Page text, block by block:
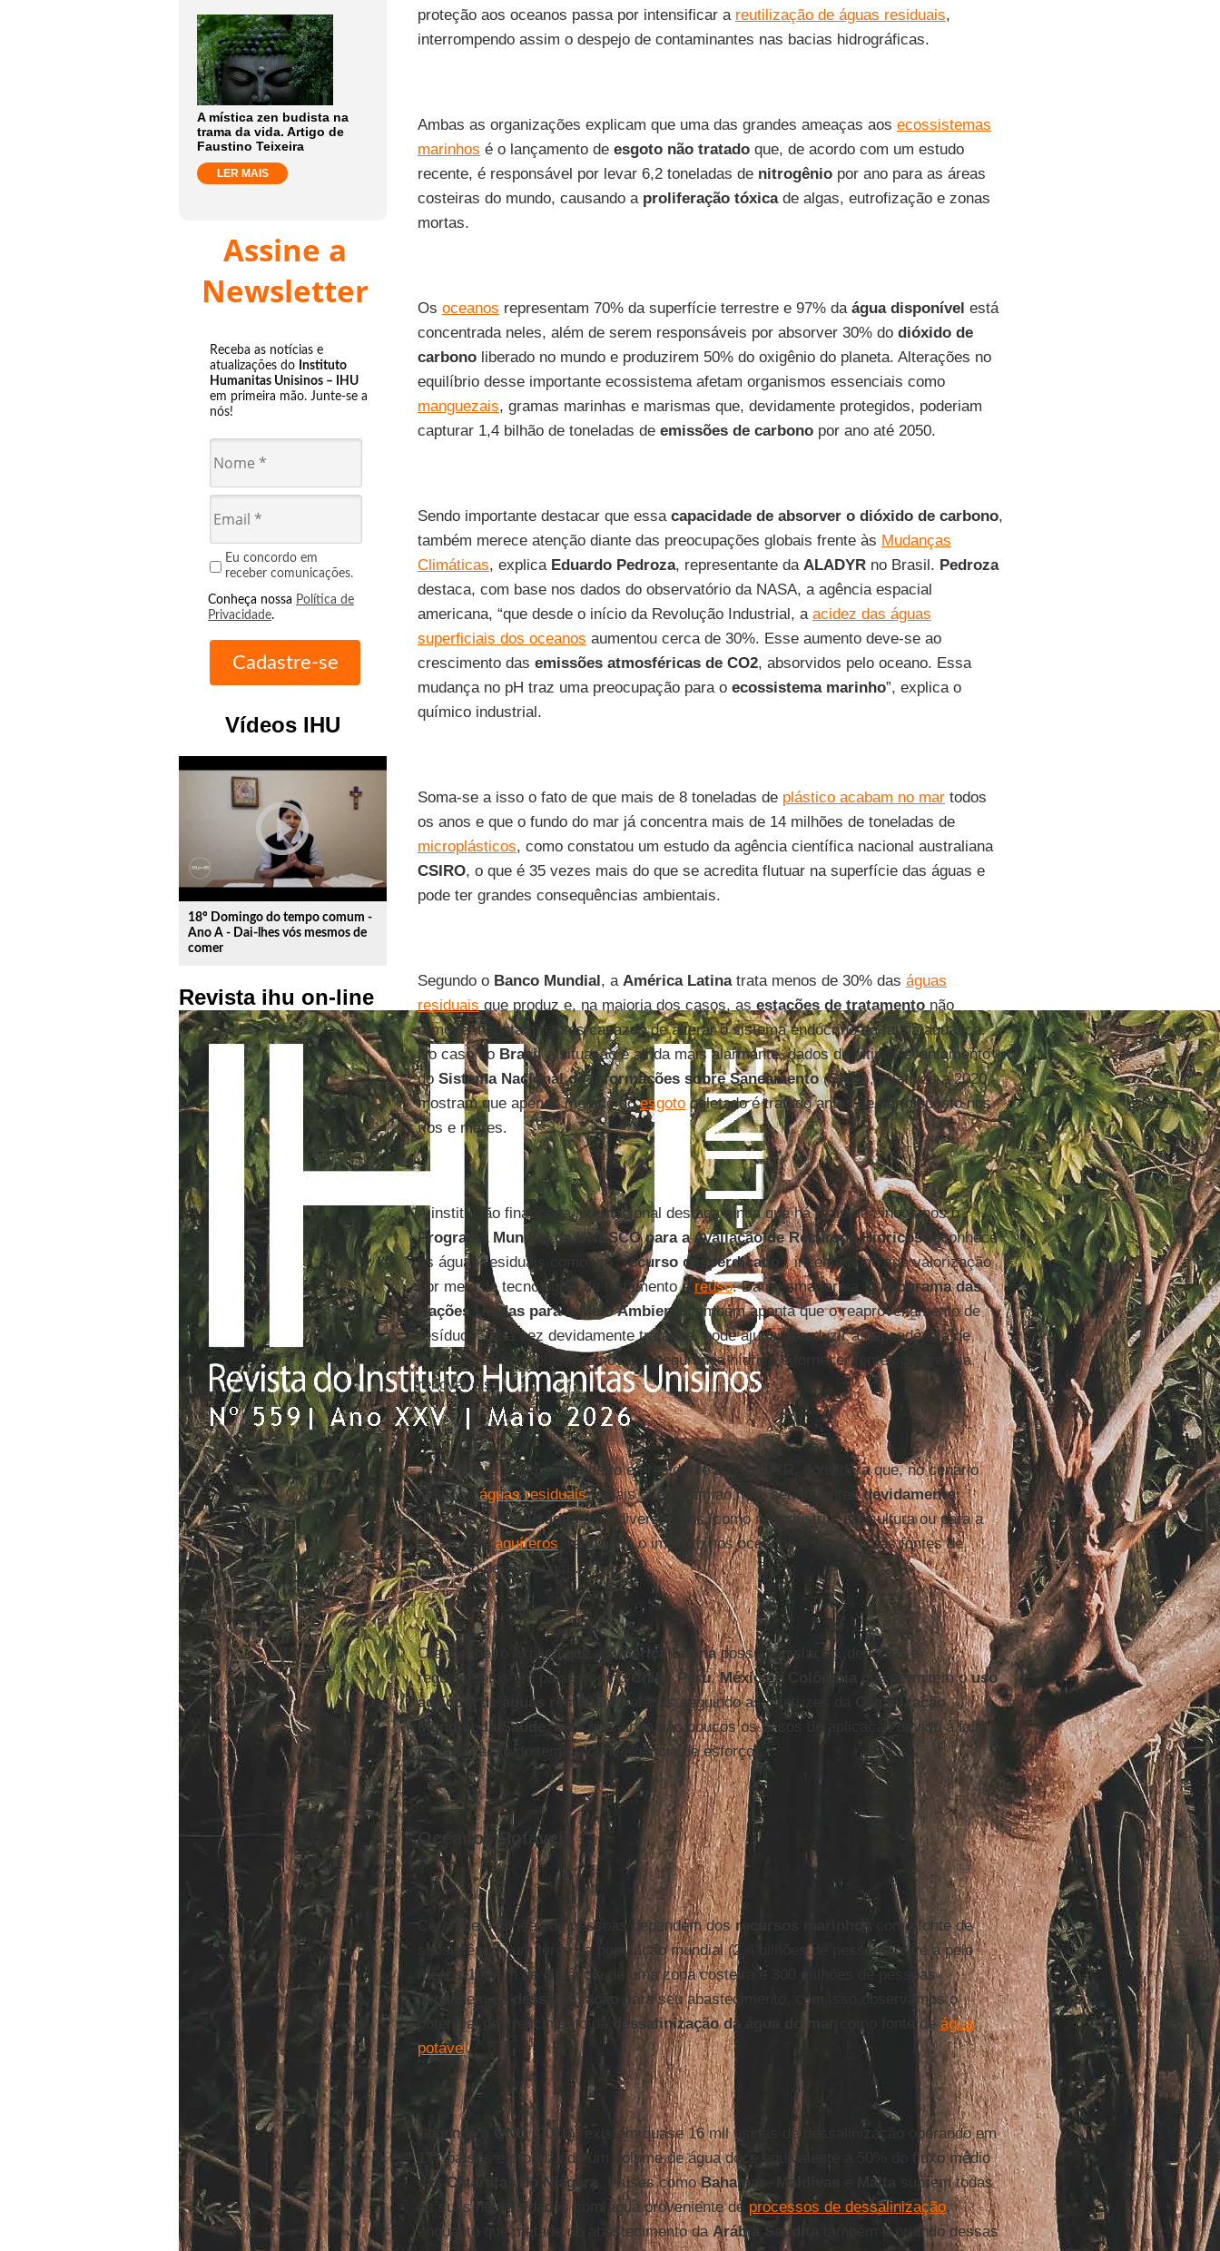
A mística zen budista na
trama da vida. Artigo de
Faustino Teixeira
LER MAIS
Assine a
Newsletter
Receba as notícias e
atualizações do Instituto
Humanitas Unisinos – IHU
em primeira mão. Junte-se a
nós!
Eu concordo em
receber comunicações.
Conheça nossa Política de
Privacidade.
Vídeos IHU
play_circle_outline
18º Domingo do tempo comum -
Ano A - Dai-lhes vós mesmos de
comer
Revista ihu on-line
proteção aos oceanos passa por intensificar a reutilização de águas residuais,
interrompendo assim o despejo de contaminantes nas bacias hidrográficas.
Ambas as organizações explicam que uma das grandes ameaças aos ecossistemas
marinhos é o lançamento de esgoto não tratadoque, de acordo com um estudo
recente, é responsável por levar 6,2 toneladas de nitrogêniopor ano para as áreas
costeiras do mundo, causando a proliferação tóxicade algas, eutrofização e zonas
mortas.
Os oceanos representam 70% da superfície terrestre e 97% da água disponível está
concentrada neles, além de serem responsáveis por absorver 30% do dióxido de
carbonoliberado no mundo e produzirem 50% do oxigênio do planeta. Alterações no
equilíbrio desse importante ecossistema afetam organismos essenciais como
manguezais, gramas marinhas e marismas que, devidamente protegidos, poderiam
capturar 1,4 bilhão de toneladas de emissões de carbonopor ano até 2050.
Sendo importante destacar que essa capacidade de absorver o dióxido de carbono,
também merece atenção diante das preocupações globais frente às Mudanças
Climáticas, explica Eduardo Pedroza, representante da ALADYRno Brasil. Pedroza
destaca, com base nos dados do observatório da NASA, a agência espacial
americana, “que desde o início da Revolução Industrial, a acidez das águas
superficiais dos oceanos aumentou cerca de 30%. Esse aumento deve-se ao
crescimento das emissões atmosféricas de CO2, absorvidos pelo oceano. Essa
mudança no pH traz uma preocupação para o ecossistema marinho”, explica o
químico industrial.
Soma-se a isso o fato de que mais de 8 toneladas de plástico acabam no martodos
os anos e que o fundo do mar já concentra mais de 14 milhões de toneladas de
microplásticos, como constatou um estudo da agência científica nacional australiana
CSIRO, o que é 35 vezes mais do que se acredita flutuar na superfície das águas e
pode ter grandes consequências ambientais.
Segundo o Banco Mundial, a América Latinatrata menos de 30% das águas
residuais que produz e, na maioria dos casos, as estações de tratamentonão
removem contaminantes capazes de alterar o sistema endócrino da fauna aquática.
No caso do Brasila situação é ainda mais alarmante, dados do último levantamento
do Sistema Nacional de Informações sobre Saneamento(SNIS), relativos a 2020,
mostram que apenas metade doesgotocoletado é tratado antes de ser disposto nos
rios e mares.
A instituição financeira internacional destaca ainda que há mais de cinco anos o
Programa Mundial da UNESCO para a Avaliação de Recursos Hídricosreconhece
as águas residuais como um “recurso desperdiçado ”, incentivando sua valorização
por meio de tecnologias de tratamento e reúso. Da mesma forma, oPrograma das
Nações Unidas para o Meio Ambiente também aponta que o reaproveitamento de
resíduos, uma vez devidamente tratados, pode ajudar a reduzir a dependência de
fertilizantes agrícolas, promover a segurança hídrica e fornecer fontes de energia
renováveis.
Juan Miguel Pinto, engenheiro e presidente da ALADYR, considera que, no cenário
ideal, aságuas residuaisjamais chegariam ao mar, seriam antesdevidamente
tratadasereutilizadaspara diversos fins, como na indústria, agricultura ou para a
recarga deaquíferos , reduzindo o impacto nos oceanos e também nas fontes de
captação de água doce.
O engenheiro explica que a América Latinapossui legislação, decretos e
regulamentos em países como Chile ,Peru,Méxicoe Colômbia que permitem ouso
agrícola de águas residuaistratadas seguindo as diretrizes da
Organização
Mundial da Saúde, mas que ainda são poucos os casos de aplicação devido à falta
de divulgação do tema e convergência de esforços.
Oceanos Potáveis
Cerca de 3 bilhões de pessoas dependem dosrecursos marinhos
como fonte de
subsistência, um terço da população mundial (2,4 bilhões de pessoas) vive a pelo
menos 100 km de distância de uma zona costeira e 300 milhões de pessoas
dependem da
dessalinização
para seu abastecimento, com isso observamos o
potencial de crescimento da dessalinização da água do mar como fonte de água
potável.
Segundo a ONU(2018), existem quase 16 mil usinas de dessalinização operando em
177 países e produzindo um volume de água doce equivalente a 50% do fluxo médio
das Cataratas do Niágara . Países comoBahamas Maldivas Malta
suprem todas
as suas necessidades com água proveniente de processos de dessalinização,
enquanto que metade do abastecimento daArábia Saudita
também é oriundo dessas